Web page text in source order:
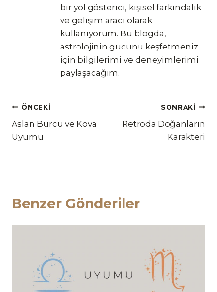
bir yol gösterici, kişisel farkındalık
ve gelişim aracı olarak
kullanıyorum. Bu blogda,
astrolojinin gücünü keşfetmeniz
için bilgilerimi ve deneyimlerimi
paylaşacağım.
Yazı
gezinmesi
ÖNCEKI
Aslan Burcu ve Kova
Uyumu
SONRAKI
Retroda Doğanların
Karakteri
Benzer Gönderiler